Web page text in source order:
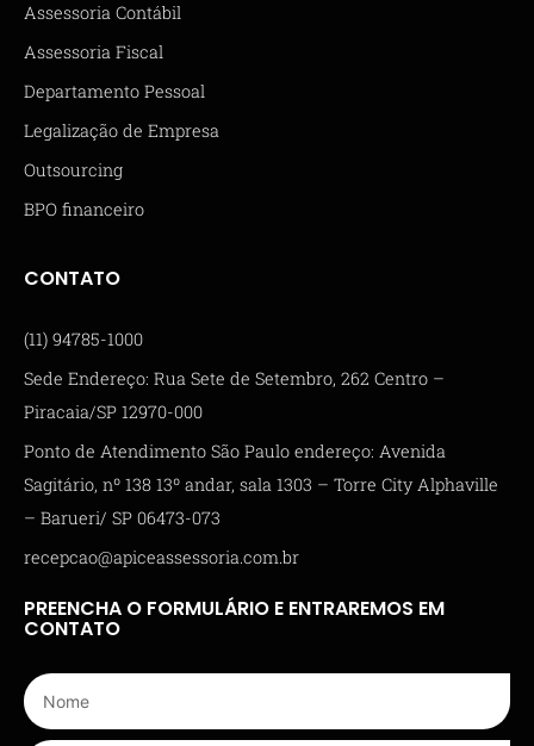
Assessoria Contábil
Assessoria Fiscal
Departamento Pessoal
Legalização de Empresa
Outsourcing
BPO financeiro
CONTATO
(11) 94785-1000
Sede Endereço: Rua Sete de Setembro, 262 Centro –
Piracaia/SP 12970-000
Ponto de Atendimento São Paulo endereço: Avenida
Sagitário, nº 138 13º andar, sala 1303 – Torre City Alphaville
– Barueri/ SP 06473-073
recepcao@apiceassessoria.com.br
PREENCHA O FORMULÁRIO E ENTRAREMOS EM
CONTATO